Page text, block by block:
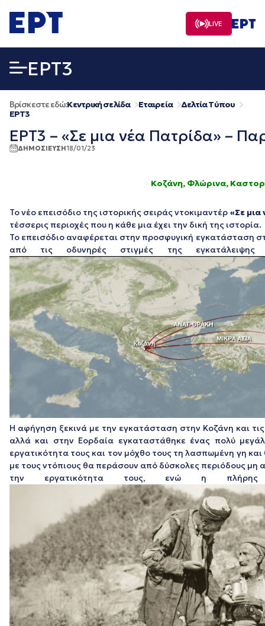
σε
περιεχόμενο
LIVE
EΡΤ3
Βρίσκεστε εδώ:Κεντρική σελίδα Εταιρεία
Δελτία Τύπου
EΡΤ3
ΕΡΤ3 – «Σε μια νέα Πατρίδα» –
ΔΗΜΟΣΙΕΥΣΗ18/01/23
Κοζάνη, Φλώρινα,
Το νέο επεισόδιο της ιστορικής σειράς ντοκιμαντέρ «Σε
τέσσερις περιοχές που η κάθε μια έχει την δική της ιστορία.
Το επεισόδιο αναφέρεται στην προσφυγική εγκατάσταση
από τις οδυνηρές στιγμές της
Η αφήγηση ξεκινά με την εγκατάσταση στην Κοζάνη και
αλλά και στην Εορδαία εγκαταστάθηκε ένας πολύ
εργατικότητα τους και τον μόχθο τους τη λασπωμένη γη
με τους ντόπιους θα περάσουν από δύσκολες περιόδους μη
την εργατικότητα τους, ενώ η